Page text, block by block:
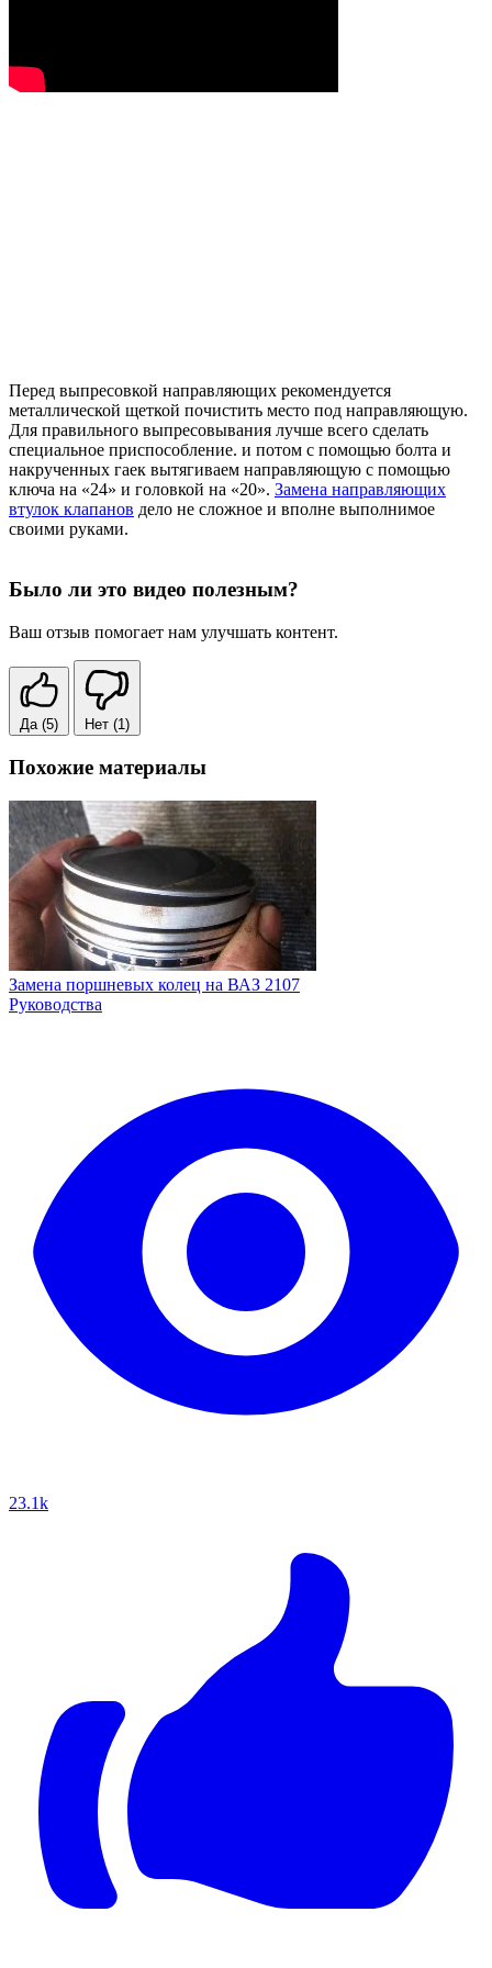
Перед выпресовкой направляющих рекомендуется
металлической щеткой почистить место под направляющую.
Для правильного выпресовывания лучше всего сделать
специальное приспособление. и потом с помощью болта и
накрученных гаек вытягиваем направляющую с помощью
ключа на «24» и головкой на «20». Замена направляющих
втулок клапанов дело не сложное и вполне выполнимое
своими руками.
Было ли это видео полезным?
Ваш отзыв помогает нам улучшать контент.
Да (5) Нет (1)
Похожие материалы
Замена поршневых колец на ВАЗ 2107
Руководства
23.1k